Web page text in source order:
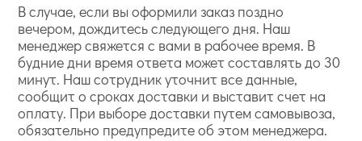
В случае, если вы оформили заказ поздно
вечером, дождитесь следующего дня. Наш
менеджер свяжется с вами в рабочее время. В
будние дни время ответа может составлять до 30
минут. Наш сотрудник уточнит все данные,
сообщит о сроках доставки и выставит счет на
оплату. При выборе доставки путем самовывоза,
обязательно предупредите об этом менеджера.